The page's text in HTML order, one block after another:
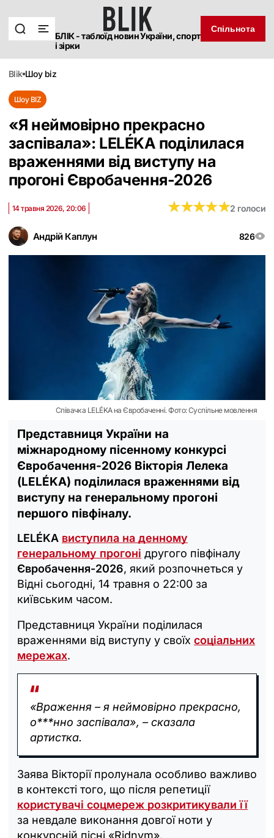
БЛІК - таблоїд новин України, спорт
і зірки
Спільнота
blik шоу biz
Шоу BIZ
«Я неймовірно прекрасно
заспівала»: LELÉKA поділилася
враженнями від виступу на
прогоні Євробачення-2026
Андрій Каплун 826
14 травня 2026, 20:06 ★★★★★
★★★★★2 голоси
Співачка LELÉKA на Євробаченні. Фото: Суспільне мовлення
Представниця України на
міжнародному пісенному конкурсі
Євробачення-2026 Вікторія Лелека
(LELÉKA) поділилася враженнями від
виступу на генеральному прогоні
першого півфіналу.
LELÉKA виступила на денному
генеральному прогоні другого півфіналу
Євробачення-2026, який розпочнеться у
Відні сьогодні, 14 травня о 22:00 за
київським часом.
Представниця України поділилася
враженнями від виступу у своїх соціальних
мережах.
«Враження – я неймовірно прекрасно,
о***нно заспівала», – сказала
артистка.
Заява Вікторії пролунала особливо важливо
в контексті того, що після репетиції
користувачі соцмереж розкритикували її
за невдале виконання довгої ноти у
конкурсній пісні «Ridnym».